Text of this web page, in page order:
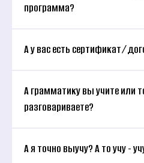
программа?
А у вас есть сертификат/
А грамматику вы учите или
разговариваете?
А я точно выучу? А то учу -